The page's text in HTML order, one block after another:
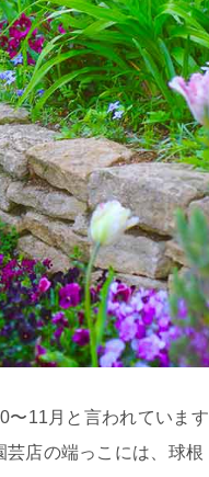
〜11月と言われています
店の端っこには、球根